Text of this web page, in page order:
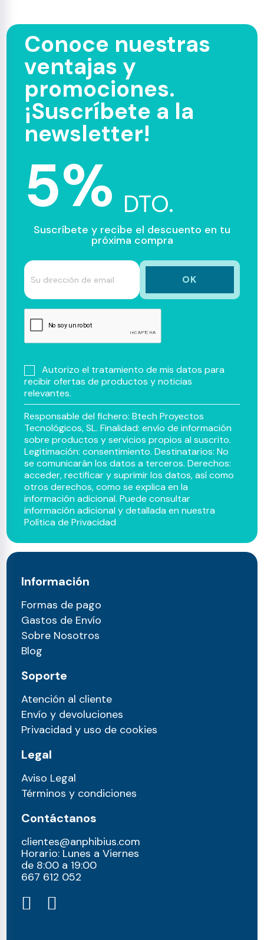
Conoce nuestras
ventajas y
promociones.
¡Suscríbete a la
newsletter!
5% DTO.
Suscríbete y recibe el descuento en tu
próxima compra
Autorizo el tratamiento de mis datos para
recibir ofertas de productos y noticias
relevantes.
Responsable del fichero: Btech Proyectos
Tecnológicos, SL. Finalidad: envío de información
sobre productos y servicios propios al suscrito.
Legitimación: consentimiento. Destinatarios: No
se comunicarán los datos a terceros. Derechos:
acceder, rectificar y suprimir los datos, así como
otros derechos, como se explica en la
información adicional. Puede consultar
información adicional y detallada en nuestra
Política de Privacidad
Información
Formas de pago
Gastos de Envío
Sobre Nosotros
Blog
Soporte
Atención al cliente
Envío y devoluciones
Privacidad y uso de cookies
Legal
Aviso Legal
Términos y condiciones
Contáctanos
clientes@anphibius.com
Horario: Lunes a Viernes
de 8:00 a 19:00
667 612 052​